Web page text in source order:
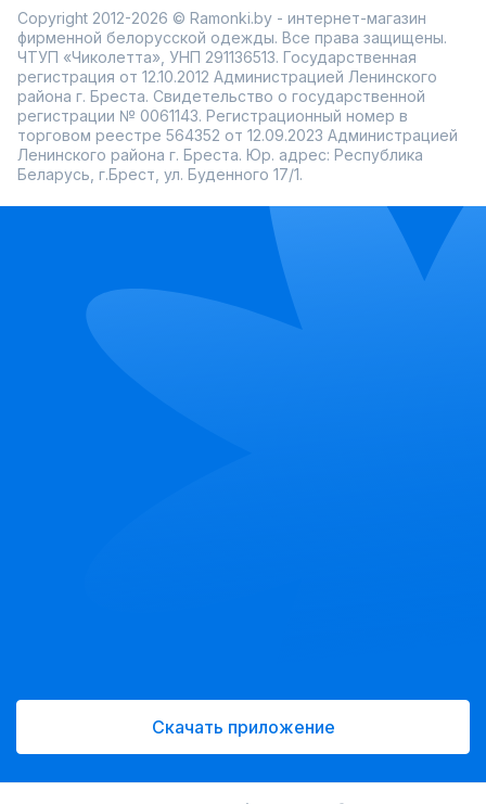
Copyright 2012-2026 © Ramonki.by - интернет-магазин
фирменной белорусской одежды. Все права защищены.
ЧТУП «Чиколетта», УНП 291136513. Государственная
регистрация от 12.10.2012 Администрацией Ленинского
района г. Бреста. Свидетельство о государственной
регистрации № 0061143. Регистрационный номер в
торговом реестре 564352 от 12.09.2023 Администрацией
Ленинского района г. Бреста. Юр. адрес: Республика
Беларусь, г.Брест, ул. Буденного 17/1.
Скачать приложение